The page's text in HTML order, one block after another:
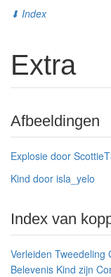
⬇ Index
Extra
Afbeeldingen
Explosie door
Kind door isla_yelo
Index van
Verleiden Tweedeling
Belevenis Kind zijn